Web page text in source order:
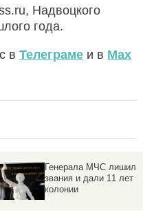
Надвоцкого
года.
в Телеграме и в Max
Генерала МЧС лишили
звания и дали 11 лет
колонии